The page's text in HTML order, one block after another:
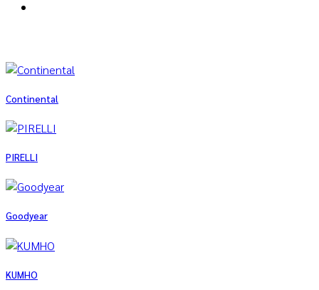
Continental
PIRELLI
Goodyear
KUMHO